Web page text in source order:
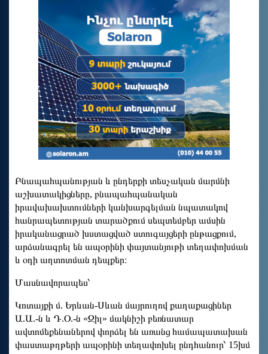
Բնապահպանության և ընդերքի տեսչական մարմնի
աշխատակիցները, բնապահպանական
իրավախախտումների կանխարգելման նպատակով
հանրապետության տարածքում սեպտեմբեր ամսին
իրականացրած խստացված ստուգայցերի ընթացքում,
արձանագրել են ապօրինի փայտանյութի տեղափոխման
և օդի աղտոտման դեպքեր։
Մասնավորապես՝
Կոտայքի մ. Երևան-Սևան մայրուղով քաղաքացիներ
Ա.Ա.-ն և Դ.Օ.-ն «Զիլ» մակնիշի բեռնատար
ավտոմեքենաներով փորձել են առանց համապատախան
փաստաթղթերի ապօրինի տեղափոխել ընդհանուր՝ 15խմ